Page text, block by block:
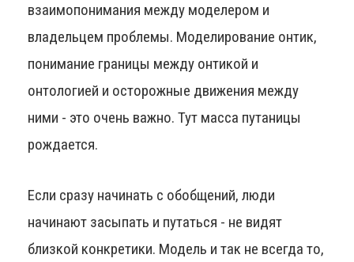
взаимопонимания между моделером и
владельцем проблемы. Моделирование онтик,
понимание границы между онтикой и
онтологией и осторожные движения между
ними - это очень важно. Тут масса путаницы
рождается.
Если сразу начинать с обобщений, люди
начинают засыпать и путаться - не видят
близкой конкретики. Модель и так не всегда то,